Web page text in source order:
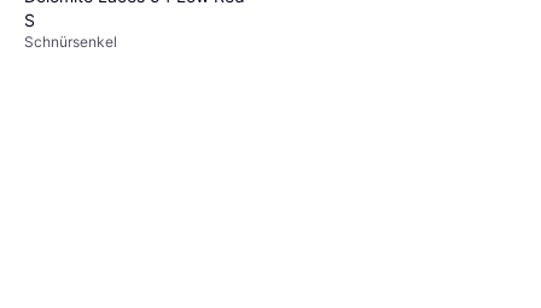
S
Schnürsenkel
deinem Lebensstil passt.
ergänzt.